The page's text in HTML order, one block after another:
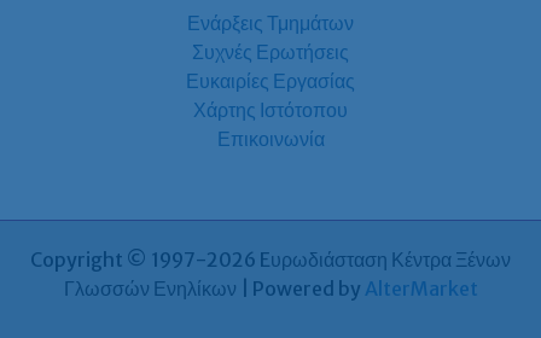
Ενάρξεις Τμημάτων
Συχνές Ερωτήσεις
Ευκαιρίες Εργασίας
Χάρτης Ιστότοπου
Επικοινωνία
Copyright © 1997-2026 Eυρωδιάσταση Κέντρα Ξένων
Γλωσσών Ενηλίκων | Powered by AlterMarket